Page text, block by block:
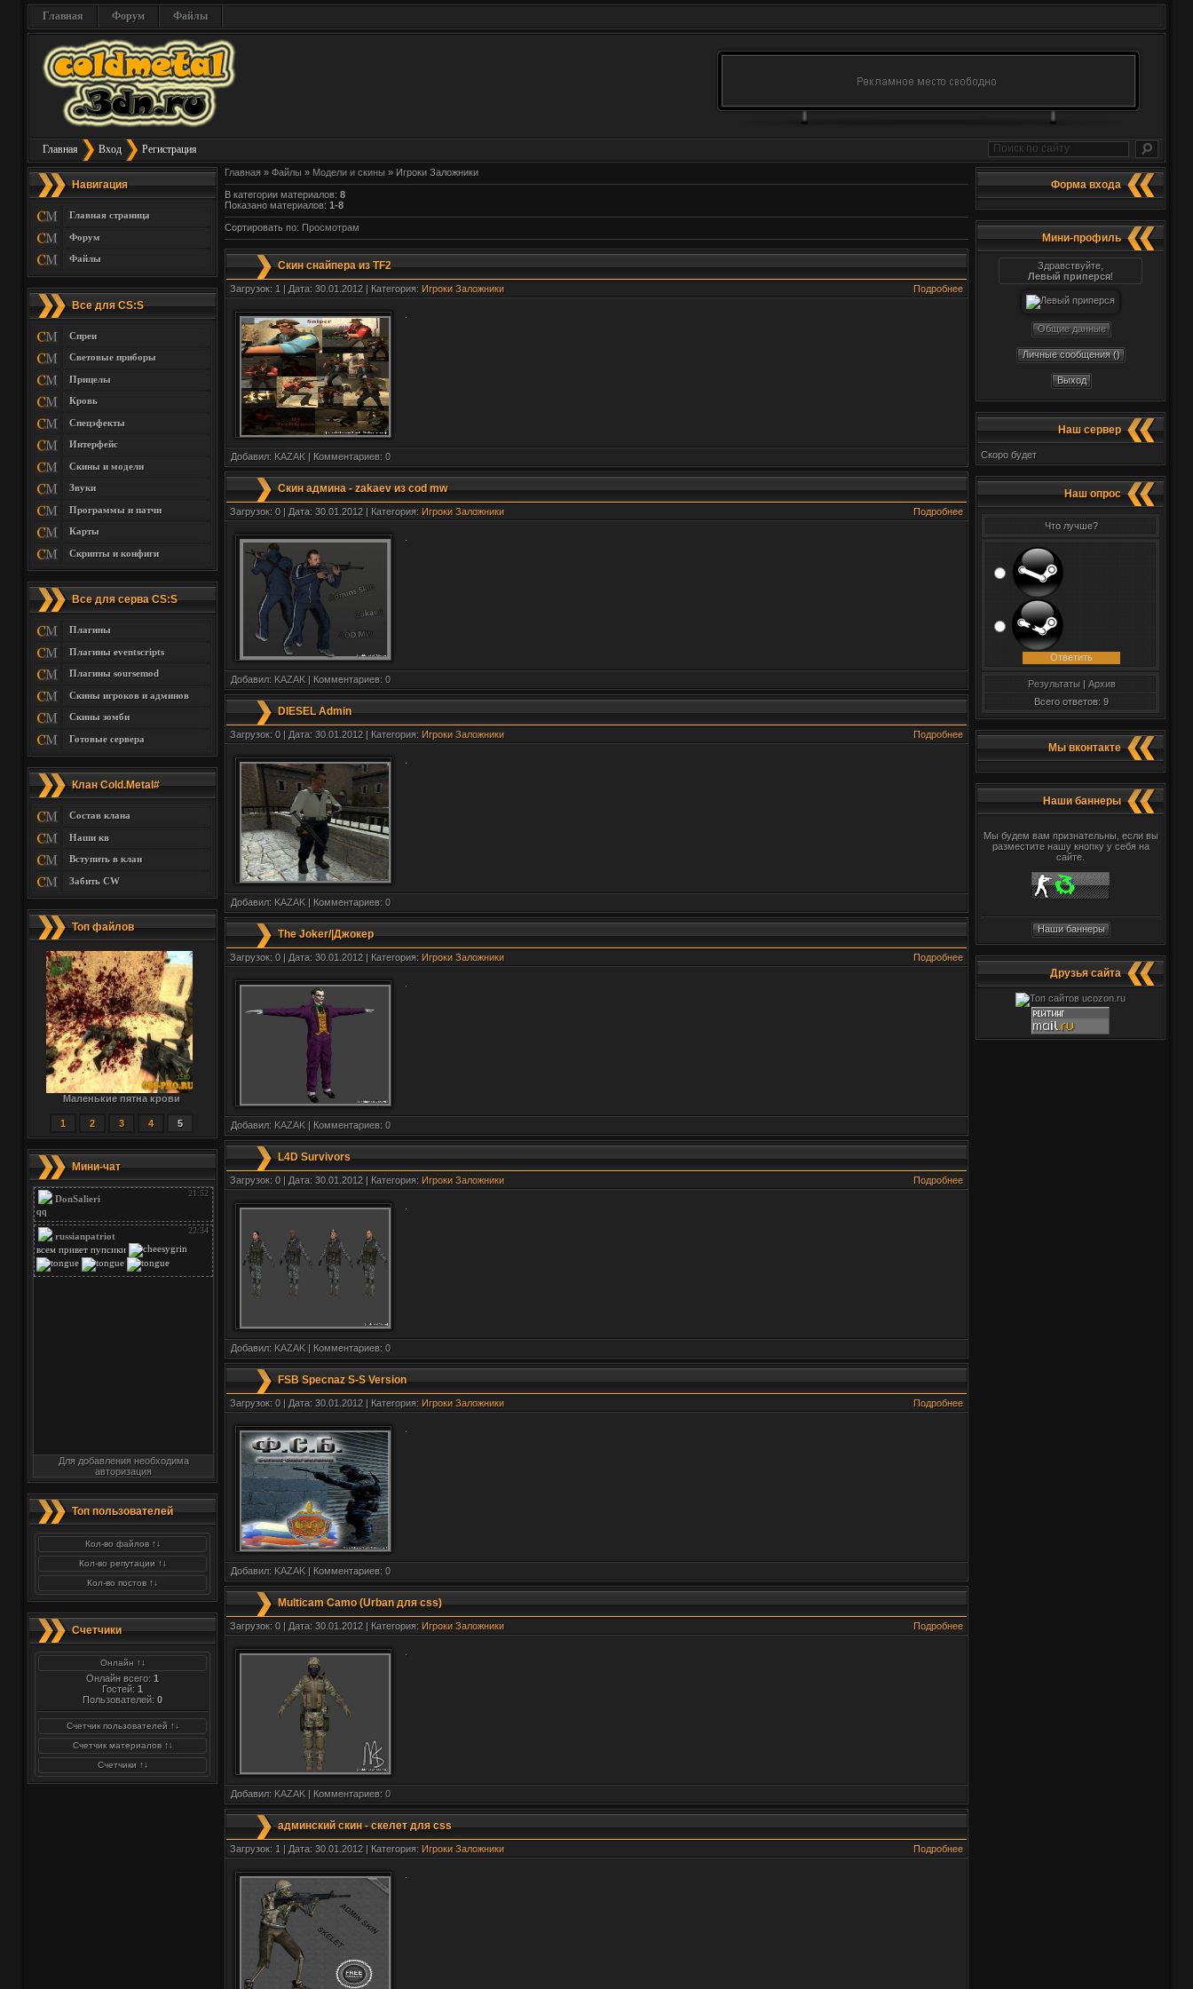
Главная Форум Файлы
Главная Вход Регистрация
Навигация
Главная страница
Форум
Файлы
Все для CS:S
Спреи
Световые приборы
Прицелы
Кровь
Спецэфекты
Интерфейс
Скины и модели
Звуки
Программы и патчи
Карты
Скрипты и конфиги
Все для серва CS:S
Плагины
Плагины eventscripts
Плагины soursemod
Скины игроков и админов
Скины зомби
Готовые сервера
Клан Cold.Metal#
Состав клана
Наши кв
Вступить в клан
Забить CW
Топ файлов
Маленькие пятна крови
1 2 3 4 5
Мини-чат
Для добавления необходима
авторизация
Топ пользователей
Кол-во файлов ↑↓
Кол-во репутации ↑↓
Кол-во постов ↑↓
Счетчики
Онлайн ↑↓
Онлайн всего: 1
Гостей: 1
Пользователей: 0
Счетчик пользователей ↑↓
Счетчик материалов ↑↓
Счетчики ↑↓
Главная » Файлы » Модели и скины » Игроки Заложники
В категории материалов: 8
Показано материалов: 1-8
Сортировать по: Просмотрам
Скин снайпера из TF2
Подробнее
Загрузок: 1 | Дата: 30.01.2012 | Категория: Игроки Заложники
Добавил: KAZAK | Комментариев: 0
Скин админа - zakaev из cod mw
Подробнее
Загрузок: 0 | Дата: 30.01.2012 | Категория: Игроки Заложники
Добавил: KAZAK | Комментариев: 0
DIESEL Admin
Подробнее
Загрузок: 0 | Дата: 30.01.2012 | Категория: Игроки Заложники
Добавил: KAZAK | Комментариев: 0
The Joker/|Джокер
Подробнее
Загрузок: 0 | Дата: 30.01.2012 | Категория: Игроки Заложники
Добавил: KAZAK | Комментариев: 0
L4D Survivors
Подробнее
Загрузок: 0 | Дата: 30.01.2012 | Категория: Игроки Заложники
Добавил: KAZAK | Комментариев: 0
FSB Specnaz S-S Version
Подробнее
Загрузок: 0 | Дата: 30.01.2012 | Категория: Игроки Заложники
Добавил: KAZAK | Комментариев: 0
Multicam Camo (Urban для css)
Подробнее
Загрузок: 0 | Дата: 30.01.2012 | Категория: Игроки Заложники
Добавил: KAZAK | Комментариев: 0
админский скин - скелет для css
Подробнее
Загрузок: 1 | Дата: 30.01.2012 | Категория: Игроки Заложники
Форма входа
Мини-профиль
Здравствуйте,
Левый приперся!
Общие данные
Личные сообщения ()
Выход
Наш сервер
Скоро будет
Наш опрос
Что лучше?
Результаты | Архив
Всего ответов: 9
Мы вконтакте
Наши баннеры
Мы будем вам признательны, если вы
разместите нашу кнопку у себя на
сайте.
Наши баннеры
Друзья сайта